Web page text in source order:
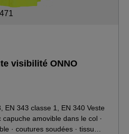
· * Design communauté
pour l'image de marque de
thermocollées pour plus de
visibilité ONNO
343 classe 1, EN 340 Veste
amovible dans le col ·
· coutures soudées · tissu